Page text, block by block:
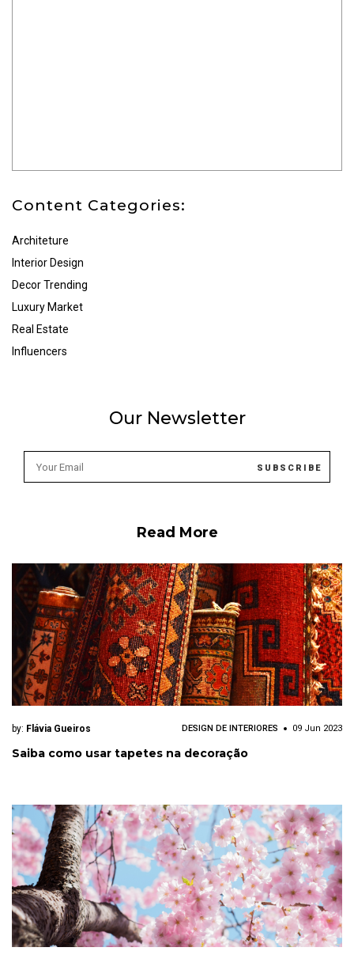
Content Categories:
Architeture
Interior Design
Decor Trending
Luxury Market
Real Estate
Influencers
Our Newsletter
Read More
by: Flávia Gueiros DESIGN DE INTERIORES 09 Jun 2023
Saiba como usar tapetes na decoração